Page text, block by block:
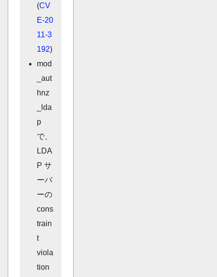
(CV
E-20
11-3
192)
mod
_aut
hnz
_lda
p
で、
LDA
P サ
ーバ
ーの
cons
train
t
viola
tion